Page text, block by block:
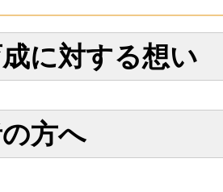
に対する想い
方へ